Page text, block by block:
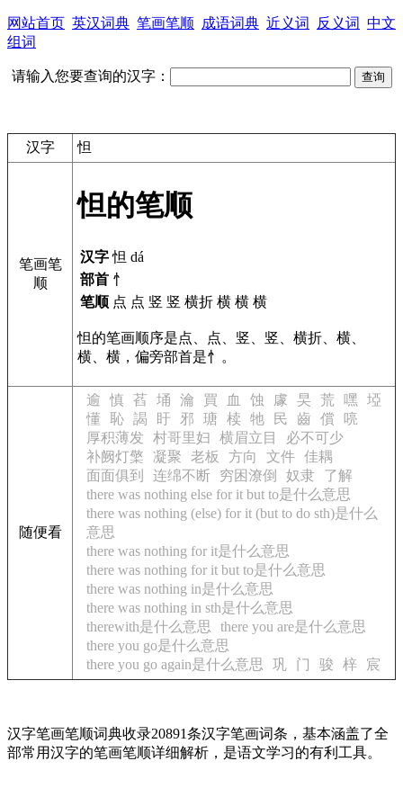
网站首页 英汉词典 笔画笔顺 成语词典 近义词 反义词 中文
组词
请输入您要查询的汉字：
汉字 怛
笔画笔
顺
怛的笔顺
汉字 怛 dá
部首 忄
笔顺 点 点 竖 竖 横折 横 横 横
怛的笔画顺序是点、点、竖、竖、横折、横、
横、横，偏旁部首是忄。
随便看
逾 慎 萏 埇 瀹 買 血 蚀 豦 旲 荒 嘿 埡
懂
恥 謁 盱 邪 瑭 椟 牠 民 齒 償
喨
厚积薄发
村哥里妇 横眉立目
必不可少
补阙灯檠
凝聚 老板 方向 文件 佳耦
面面俱到
连绵不断 穷困潦倒 奴隶
了解
there was nothing else for it but to是什么意思
there was nothing (else) for it (but to do sth)是什么
意思
there was nothing for it是什么意思
there was nothing for it but to是什么意思
there was nothing in是什么意思
there was nothing in sth是什么意思
therewith是什么意思
there you are是什么意思
there you go是什么意思
there you go again是什么意思
巩 门 骏 梓 宸
汉字笔画笔顺词典收录20891条汉字笔画词条，基本涵盖了全
部常用汉字的笔画笔顺详细解析，是语文学习的有利工具。